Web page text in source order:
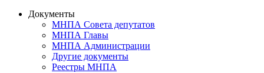
Документы
МНПА Совета депутатов
МНПА Главы
МНПА Администрации
Другие документы
Реестры МНПА